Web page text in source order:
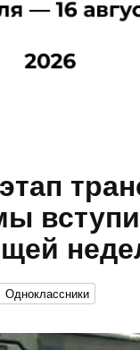
Одноклассники